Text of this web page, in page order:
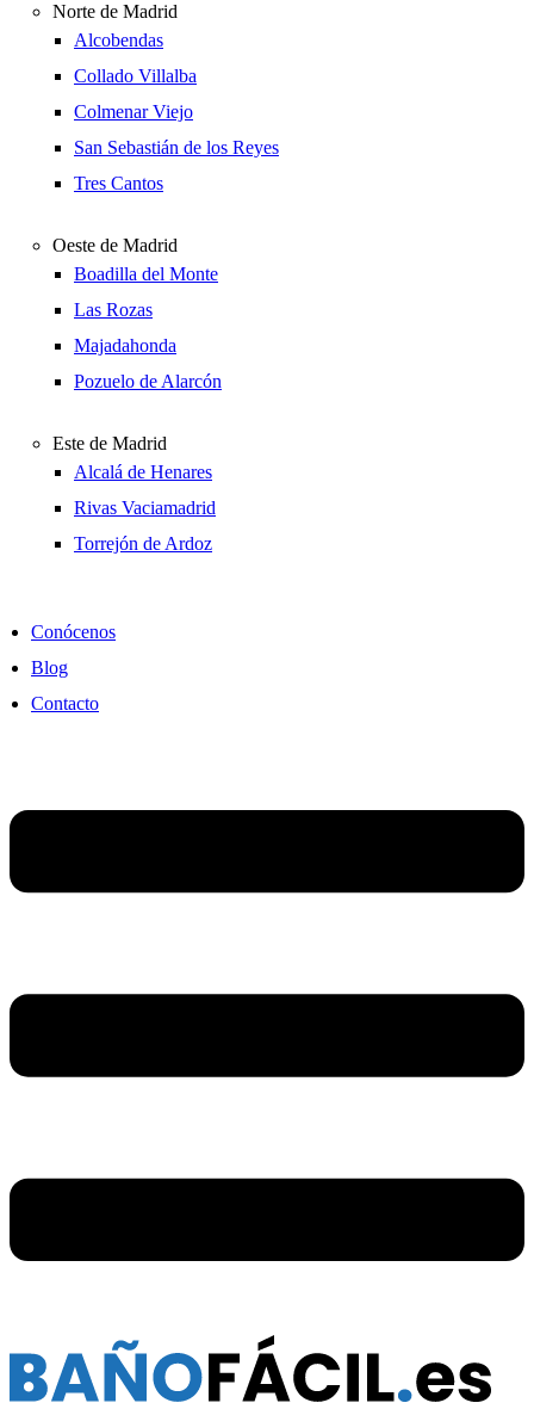
Norte de Madrid
Alcobendas
Collado Villalba
Colmenar Viejo
San Sebastián de los Reyes
Tres Cantos
Oeste de Madrid
Boadilla del Monte
Las Rozas
Majadahonda
Pozuelo de Alarcón
Este de Madrid
Alcalá de Henares
Rivas Vaciamadrid
Torrejón de Ardoz
Conócenos
Blog
Contacto